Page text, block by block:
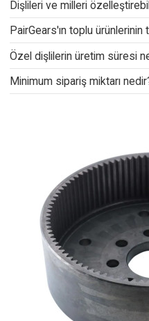
Dişlileri ve milleri
PairGears'ın toplu
Özel dişlilerin üretim süresi
Minimum sipariş miktarı